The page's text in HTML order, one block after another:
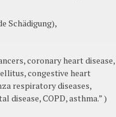
Schädigung),
coronary heart disease,
congestive heart
respiratory diseases,
disease, COPD, asthma.” )